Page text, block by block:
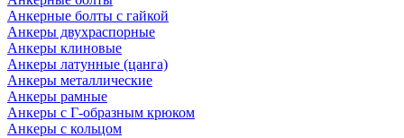
Анкерные болты с гайкой
Анкеры двухраспорные
Анкеры клиновые
Анкеры латунные (цанга)
Анкеры металлические
Анкеры рамные
Анкеры с Г-образным крюком
Анкеры с кольцом